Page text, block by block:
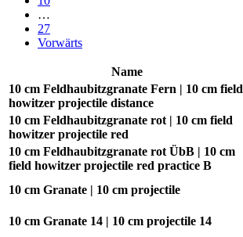
…
27
Vorwärts
Name
10 cm Feldhaubitzgranate Fern | 10 cm field
howitzer projectile distance
10 cm Feldhaubitzgranate rot | 10 cm field
howitzer projectile red
10 cm Feldhaubitzgranate rot ÜbB | 10 cm
field howitzer projectile red practice B
10 cm Granate | 10 cm projectile
10 cm Granate 14 | 10 cm projectile 14